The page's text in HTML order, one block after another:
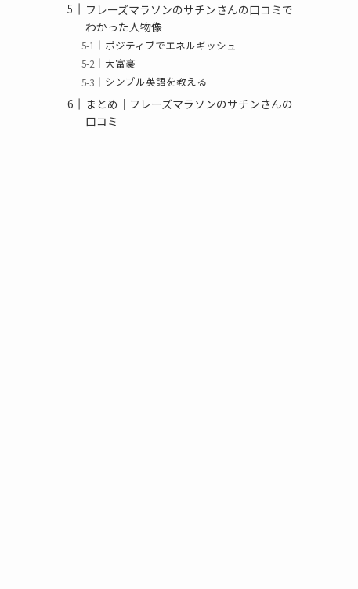
フレーズマラソンのサチンさんの口コミで
わかった人物像
ポジティブでエネルギッシュ
大富豪
シンプル英語を教える
まとめ｜フレーズマラソンのサチンさんの
口コミ